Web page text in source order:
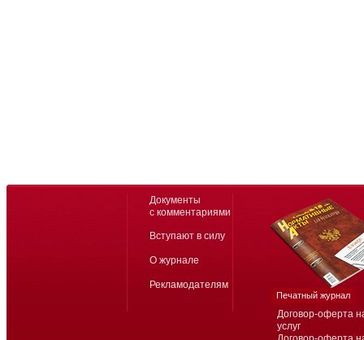
Договор-оферта
услуг
Документы
с комментариями
Вступают в силу
О журнале
Рекламодателям
Печатный журнал